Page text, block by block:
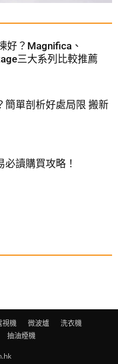
好？Magnifica、
三大系列比較推薦
簡單剖析好處局限 搬新
讀購買攻略！
視機 微波爐
洗衣機
抽油煙機